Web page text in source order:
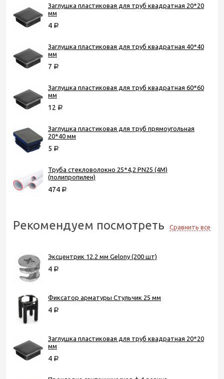
Заглушка пластиковая для труб квадратная 20*20
мм
4 Р
Заглушка пластиковая для труб квадратная 40*40
мм
7 Р
Заглушка пластиковая для труб квадратная 60*60
мм
12 Р
Заглушка пластиковая для труб прямоугольная
20*40 мм
5 Р
Труба стекловолокно 25*4,2 PN25 (4М)
(полипропилен)
474 Р
Рекомендуем посмотреть Сравнить все
Эксцентрик 12.2 мм Gelony (200 шт)
4 Р
Фиксатор арматуры Стульчик 25 мм
4 Р
Заглушка пластиковая для труб квадратная 20*20
мм
4 Р